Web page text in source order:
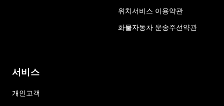
서비스
개인고객
위치서비스 이용약관
화물자동차 운송주선약관